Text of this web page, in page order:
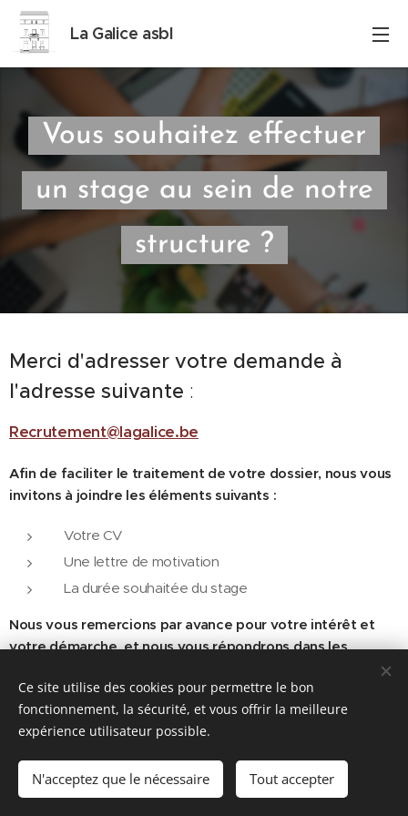
La Galice asbl
Vous souhaitez effectuer
un stage au sein de notre
structure ?
Merci d'adresser votre demande à
l'adresse suivante :
Recrutement@lagalice.be
Afin de faciliter le traitement de votre dossier, nous vous
invitons à joindre les éléments suivants :
Votre CV
Une lettre de motivation
La durée souhaitée du stage
Nous vous remercions par avance pour votre intérêt et
votre démarche, et nous vous répondrons dans les
© 2023 La Galice asbl
IRISCOM
Cookies
Ce site utilise des cookies pour permettre le bon
fonctionnement, la sécurité, et vous offrir la meilleure
expérience utilisateur possible.
N'acceptez que le nécessaire Tout accepter